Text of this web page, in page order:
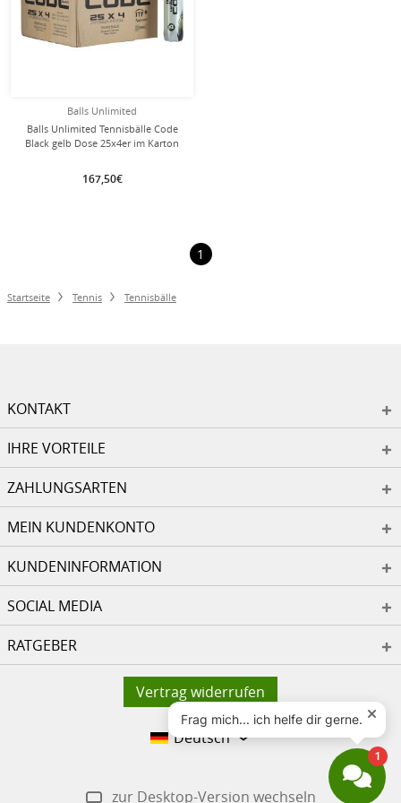
Balls Unlimited
Balls Unlimited Tennisbälle Code
Black gelb Dose 25x4er im Karton
167,50€
1
Startseite Tennis Tennisbälle
KONTAKT
IHRE VORTEILE
ZAHLUNGSARTEN
MEIN KUNDENKONTO
KUNDENINFORMATION
SOCIAL MEDIA
RATGEBER
Vertrag widerrufen
Deutsch
zur Desktop-Version wechseln